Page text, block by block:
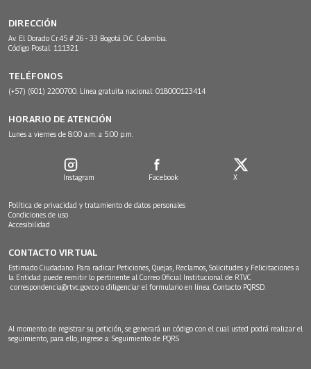
DIRECCIÓN
Av. El Dorado Cr.45 # 26 - 33 Bogotá D.C. Colombia.
Código Postal: 111321
TELÉFONOS
(+57) (601) 2200700. Línea gratuita nacional: 018000123414
HORARIO DE ATENCIÓN
Lunes a viernes de 8:00 a.m. a 5:00 p.m.
Instagram Facebook X
Política de privacidad y tratamiento de datos personales
Condiciones de uso
Accesibilidad
CONTACTO VIRTUAL
Estimado Ciudadano: Para radicar Peticiones, Quejas, Reclamos, Solicitudes y Felicitaciones a
la Entidad puede remitir lo pertinente al Correo Oficial Institucional de RTVC
correspondencia@rtvc.gov.co o diligenciar el formulario en línea: Contacto PQRSD.
Al momento de registrar su petición, se generará un código con el cual usted podrá realizar el
seguimiento, para ello, ingrese a: Seguimiento de PQRS